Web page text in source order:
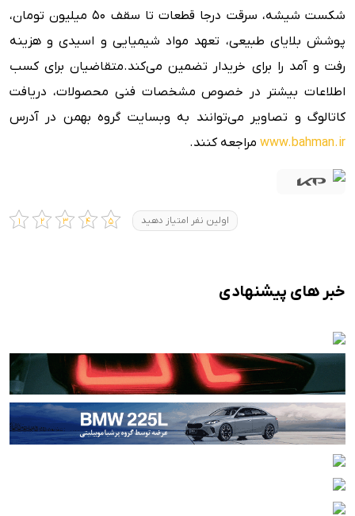
شکست شیشه، سرقت درجا قطعات تا سقف ۵۰ میلیون تومان،
پوشش بلایای طبیعی، تعهد مواد شیمیایی و اسیدی و هزینه
رفت و آمد را برای خریدار تضمین می‌کند.متقاضیان برای کسب
اطلاعات بیشتر در خصوص مشخصات فنی محصولات، دریافت
کاتالوگ و تصاویر می‌توانند به وبسایت گروه بهمن در آدرس
www.bahman.ir مراجعه کنند.
اولین نفر امتیاز دهید
خبر های پیشنهادی